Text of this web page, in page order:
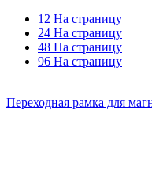
12 На страницу
24 На страницу
48 На страницу
96 На страницу
Переходная рамка для